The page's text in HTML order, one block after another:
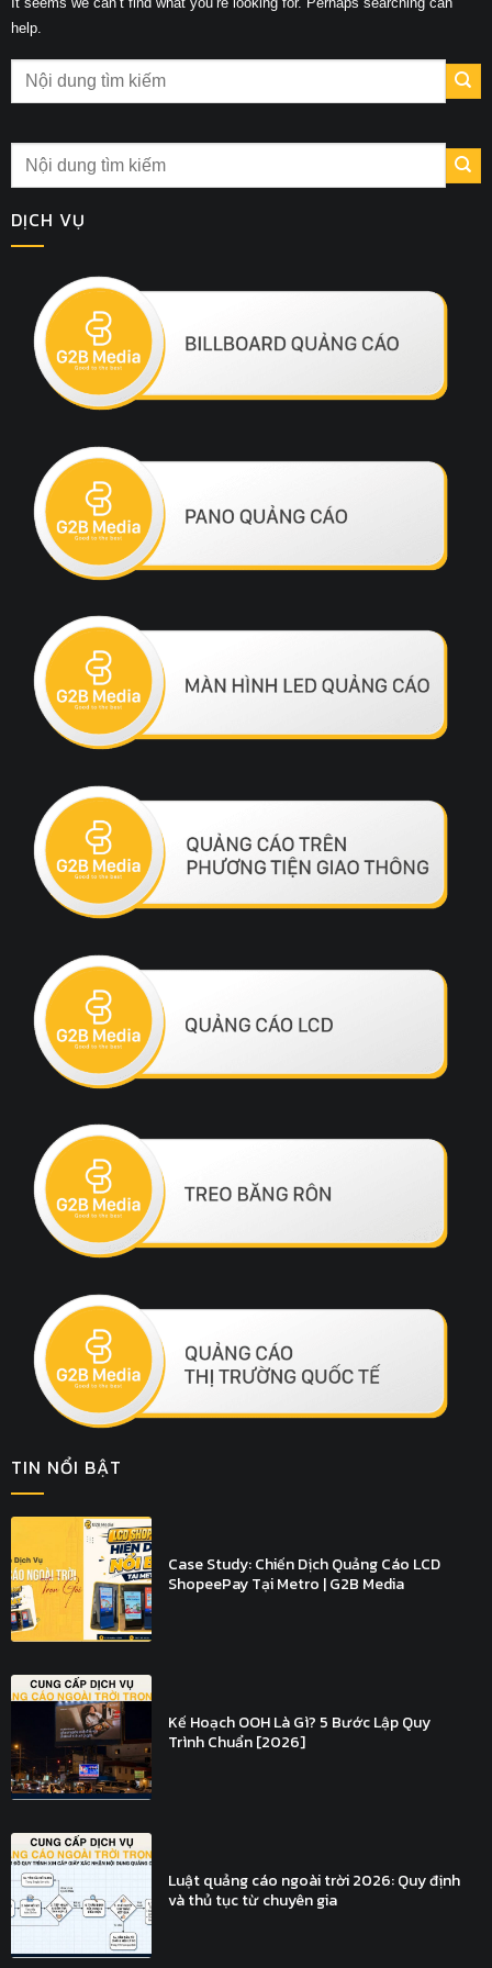
help.
DỊCH VỤ
TIN NỔI BẬT
Case Study: Chiến Dịch Quảng Cáo LCD
ShopeePay Tại Metro | G2B Media
Kế Hoạch OOH Là Gì? 5 Bước Lập Quy
Trình Chuẩn [2026]
Luật quảng cáo ngoài trời 2026: Quy định
và thủ tục từ chuyên gia